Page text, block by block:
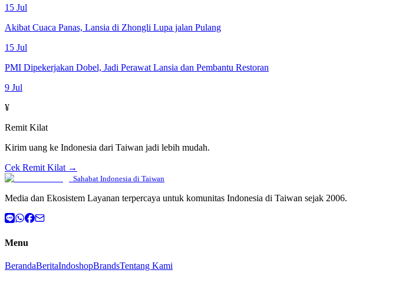
15 Jul
Akibat Cuaca Panas, Lansia di Zhongli Lupa jalan Pulang
15 Jul
PMI Dipekerjakan Dobel, Jadi Perawat Lansia dan Pembantu Restoran
9 Jul
¥
Remit Kilat
Kirim uang ke Indonesia dari Taiwan jadi lebih mudah.
Cek Remit Kilat →
Sahabat Indonesia di Taiwan
Media dan Ekosistem Layanan terpercaya untuk komunitas Indonesia di Taiwan sejak 2006.
Menu
BerandaBeritaIndoshopBrandsTentang Kami